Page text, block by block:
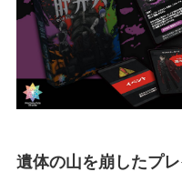
遺体の山を崩したプ